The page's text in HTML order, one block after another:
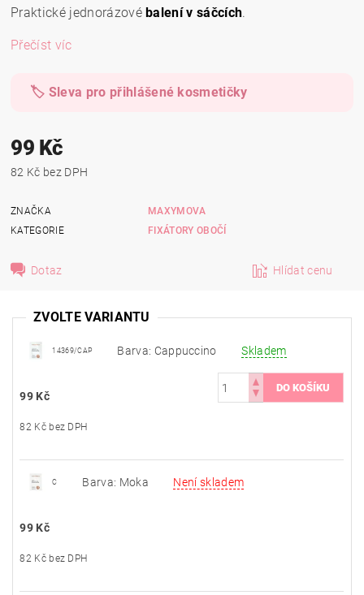
Praktické jednorázovébalení v sáčcích.
Přečíst víc
🏷️ Sleva pro přihlášené kosmetičky
99 Kč
82 Kč bez DPH
ZNAČKA
MAXYMOVA
KATEGORIE
FIXÁTORY OBOČÍ
Dotaz Hlídat cenu
ZVOLTE VARIANTU
14369/CAP Barva: Cappuccino Skladem
99 Kč
82 Kč bez DPH
C Barva: Moka Není skladem
99 Kč
82 Kč bez DPH